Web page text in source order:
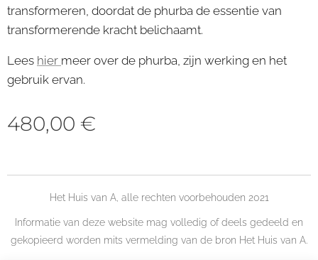
transformeren, doordat de phurba de essentie van
transformerende kracht belichaamt.
Lees hier meer over de phurba, zijn werking en het
gebruik ervan.
480,00 €
Het Huis van A, alle rechten voorbehouden 2021
Informatie van deze website mag volledig of deels gedeeld en
gekopieerd worden mits vermelding van de bron Het Huis van A.